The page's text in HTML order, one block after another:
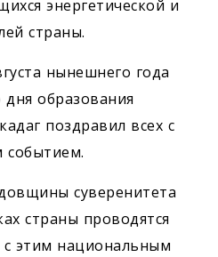
энергетической и
страны.
нынешнего года
дня образования
поздравил всех с
событием.
суверенитета
страны проводятся
с этим национальным